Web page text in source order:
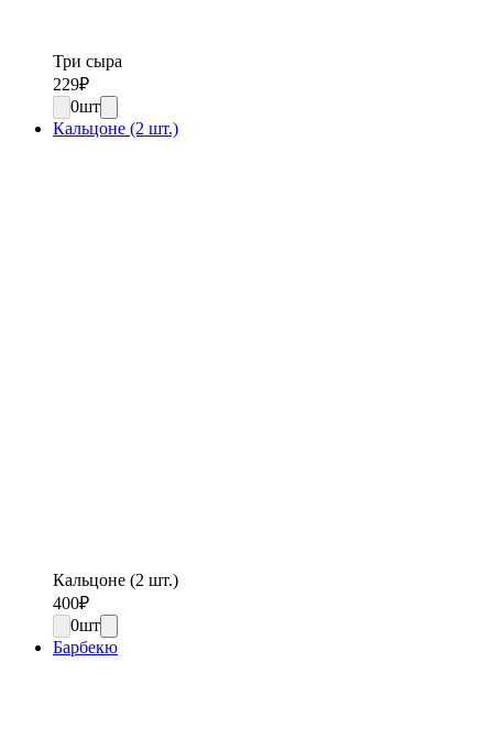
Три сыра
229₽
0шт
Кальцоне (2 шт.)
Кальцоне (2 шт.)
400₽
0шт
Барбекю